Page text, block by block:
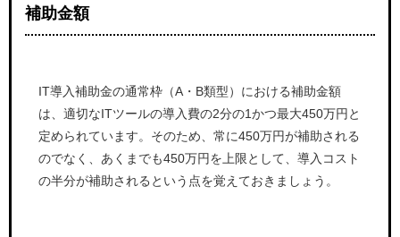
補助金額
IT導入補助金の通常枠（A・B類型）における補助金額
は、適切なITツールの導入費の2分の1かつ最大450万円と
定められています。そのため、常に450万円が補助される
のでなく、あくまでも450万円を上限として、導入コスト
の半分が補助されるという点を覚えておきましょう。